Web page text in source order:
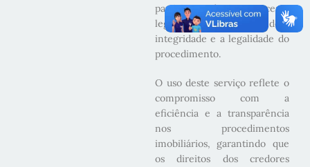
participar desse processo
legal e delicado, mantendo a
integridade e a legalidade do
procedimento.
O uso deste serviço reflete o
compromisso com a
eficiência e a transparência
nos procedimentos
imobiliários, garantindo que
os direitos dos credores